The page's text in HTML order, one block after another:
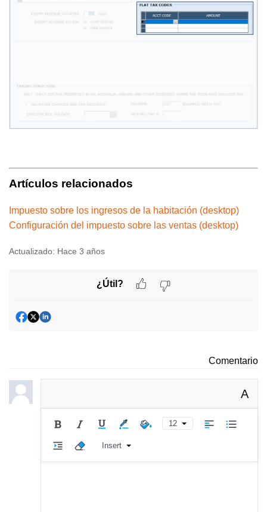
Artículos relacionados
Impuesto sobre los ingresos de la habitación (desktop)
Configuración del impuesto sobre las ventas (desktop)
Actualizado: Hace 3 años
¿Útil?
Comentario
A
12
Insert